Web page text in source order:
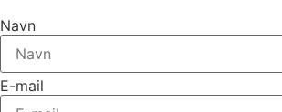
Navn
E-mail